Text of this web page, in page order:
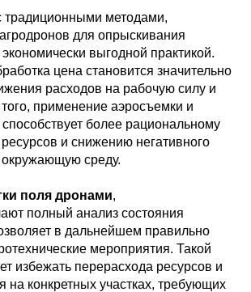
традиционными методами,
для опрыскивания
выгодной практикой.
цена становится значительно
расходов на рабочую силу и
применение аэросъемки и
более рациональному
и снижению негативного
окружающую среду.
поля дронами,
полный анализ состояния
в дальнейшем правильно
мероприятия. Такой
избежать перерасхода ресурсов и
на конкретных участках, требующих